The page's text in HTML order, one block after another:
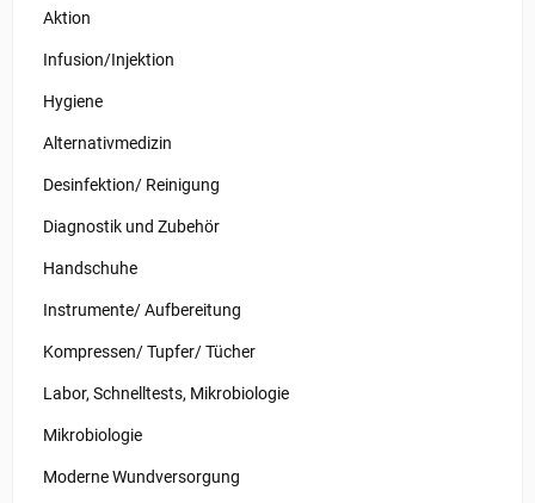
Aktion
Infusion/Injektion
Hygiene
Alternativmedizin
Desinfektion/ Reinigung
Diagnostik und Zubehör
Handschuhe
Instrumente/ Aufbereitung
Kompressen/ Tupfer/ Tücher
Labor, Schnelltests, Mikrobiologie
Mikrobiologie
Moderne Wundversorgung